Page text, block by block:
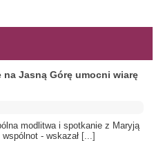
Jasną Górę umocni wiarę
modlitwa i spotkanie z Maryją
- wskazał [...]